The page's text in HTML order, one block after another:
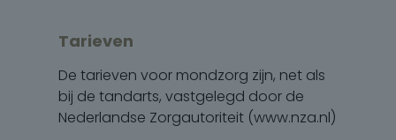
Tarieven
De tarieven voor mondzorg zijn, net als
bij de tandarts, vastgelegd door de
Nederlandse Zorgautoriteit (www.nza.nl)